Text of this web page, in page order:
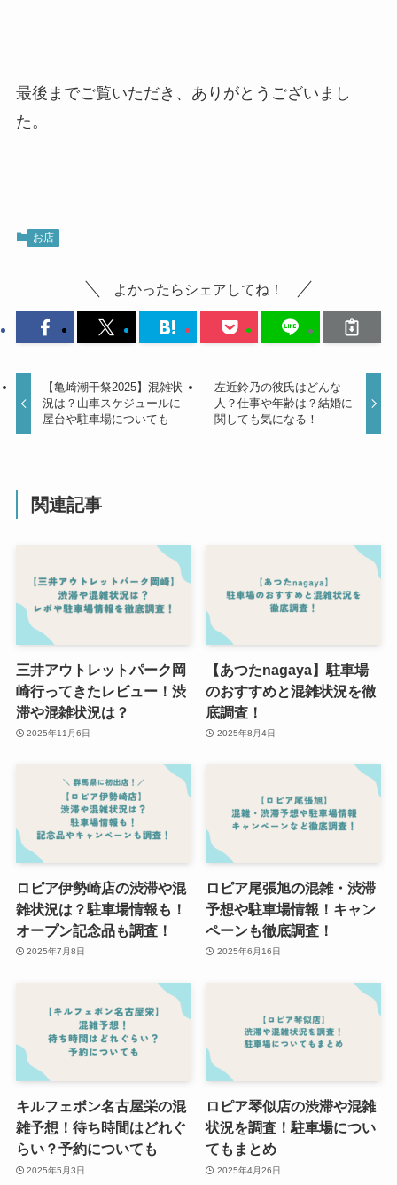
最後までご覧いただき、ありがとうございまし
た。
お店
よかったらシェアしてね！
【亀崎潮干祭2025】混雑状
況は？山車スケジュールに
屋台や駐車場についても
左近鈴乃の彼氏はどんな
人？仕事や年齢は？結婚に
関しても気になる！
関連記事
三井アウトレットパーク岡
崎行ってきたレビュー！渋
滞や混雑状況は？
2025年11月6日
【あつたnagaya】駐車場
のおすすめと混雑状況を徹
底調査！
2025年8月4日
ロピア伊勢崎店の渋滞や混
雑状況は？駐車場情報も！
オープン記念品も調査！
2025年7月8日
ロピア尾張旭の混雑・渋滞
予想や駐車場情報！キャン
ペーンも徹底調査！
2025年6月16日
キルフェボン名古屋栄の混
雑予想！待ち時間はどれぐ
らい？予約についても
2025年5月3日
ロピア琴似店の渋滞や混雑
状況を調査！駐車場につい
てもまとめ
2025年4月26日